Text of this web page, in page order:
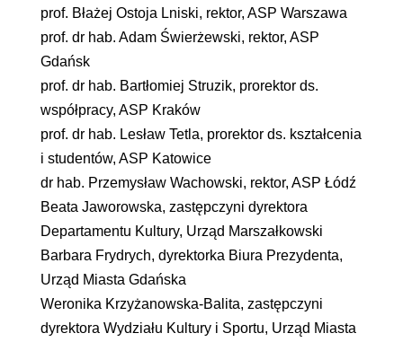
prof. Błażej Ostoja Lniski, rektor, ASP Warszawa
prof. dr hab. Adam Świerżewski, rektor, ASP
Gdańsk
prof. dr hab. Bartłomiej Struzik, prorektor ds.
współpracy, ASP Kraków
prof. dr hab. Lesław Tetla, prorektor ds. kształcenia
i studentów, ASP Katowice
dr hab. Przemysław Wachowski, rektor, ASP Łódź
Beata Jaworowska, zastępczyni dyrektora
Departamentu Kultury, Urząd Marszałkowski
Barbara Frydrych, dyrektorka Biura Prezydenta,
Urząd Miasta Gdańska
Weronika Krzyżanowska-Balita, zastępczyni
dyrektora Wydziału Kultury i Sportu, Urząd Miasta